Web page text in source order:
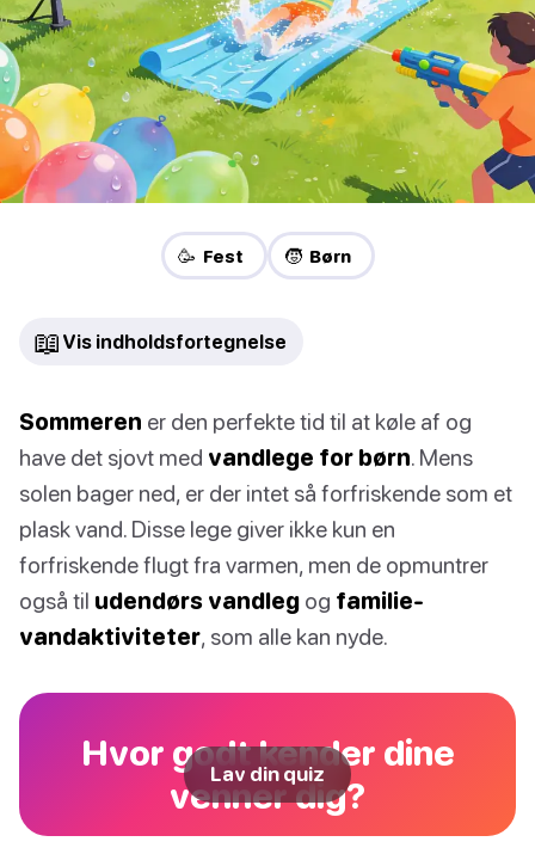
🥳 Fest 🧒 Børn
📖 Vis indholdsfortegnelse
Sommeren er den perfekte tid til at køle af og
have det sjovt med vandlege for børn. Mens
solen bager ned, er der intet så forfriskende som et
plask vand. Disse lege giver ikke kun en
forfriskende flugt fra varmen, men de opmuntrer
også til udendørs vandleg og familie-
vandaktiviteter, som alle kan nyde.
Hvor godt kender dine
venner dig?
Lav din quiz